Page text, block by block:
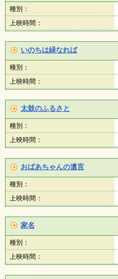
募
集
（
ラ
ン
テ
ィ
ア
・
作
品
種別：
上映時間：
いのちは緑なれば
種別：
上映時間：
太鼓のふるさと
種別：
上映時間：
おばあちゃんの遺言
種別：
上映時間：
家名
種別：
上映時間：